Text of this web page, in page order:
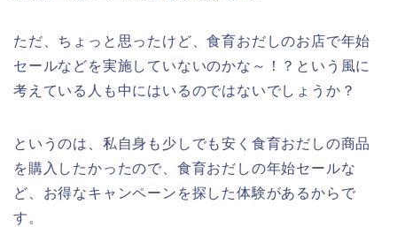
ただ、ちょっと思ったけど、食育おだしのお店で年始
セールなどを実施していないのかな～！？という風に
考えている人も中にはいるのではないでしょうか？
というのは、私自身も少しでも安く食育おだしの商品
を購入したかったので、食育おだしの年始セールな
ど、お得なキャンペーンを探した体験があるからで
す。